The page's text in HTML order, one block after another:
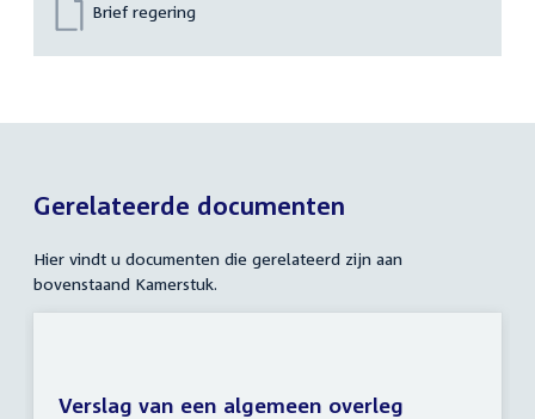
Brief regering
Gerelateerde documenten
Hier vindt u documenten die gerelateerd zijn aan
bovenstaand Kamerstuk.
Verslag van een algemeen overleg